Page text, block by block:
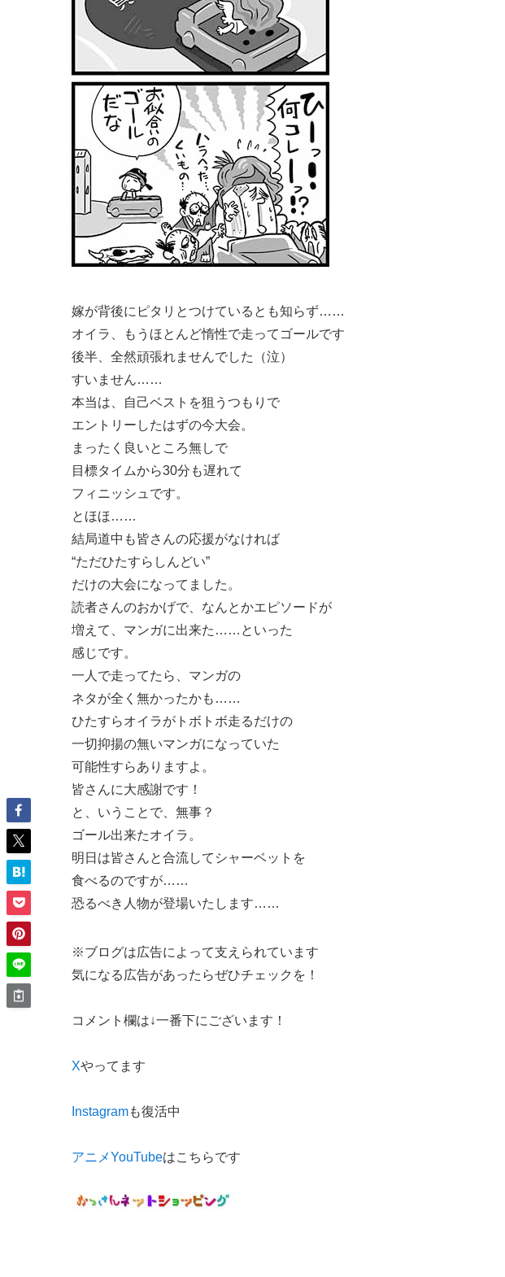
嫁が背後にピタリとつけているとも知らず……
オイラ、もうほとんど惰性で走ってゴールです
後半、全然頑張れませんでした（泣）
すいません……
本当は、自己ベストを狙うつもりで
エントリーしたはずの今大会。
まったく良いところ無しで
目標タイムから30分も遅れて
フィニッシュです。
とほほ……
結局道中も皆さんの応援がなければ
“ただひたすらしんどい”
だけの大会になってました。
読者さんのおかげで、なんとかエピソードが
増えて、マンガに出来た……といった
感じです。
一人で走ってたら、マンガの
ネタが全く無かったかも……
ひたすらオイラがトボトボ走るだけの
一切抑揚の無いマンガになっていた
可能性すらありますよ。
皆さんに大感謝です！
と、いうことで、無事？
ゴール出来たオイラ。
明日は皆さんと合流してシャーベットを
食べるのですが……
恐るべき人物が登場いたします……
※ブログは広告によって支えられています
気になる広告があったらぜひチェックを！
コメント欄は↓一番下にございます！
Xやってます
Instagramも復活中
アニメYouTubeはこちらです